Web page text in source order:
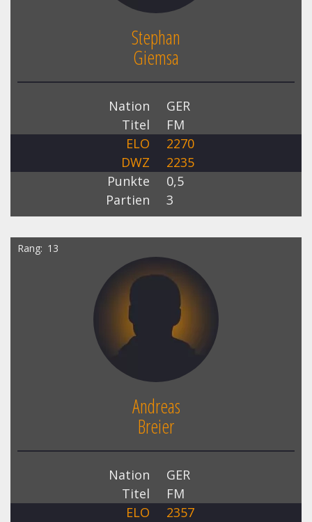
Stephan
Giemsa
Nation
GER
Titel
FM
ELO
2270
DWZ
2235
Punkte
0,5
Partien
3
Rang 13
Andreas
Breier
Nation
GER
Titel
FM
ELO
2357